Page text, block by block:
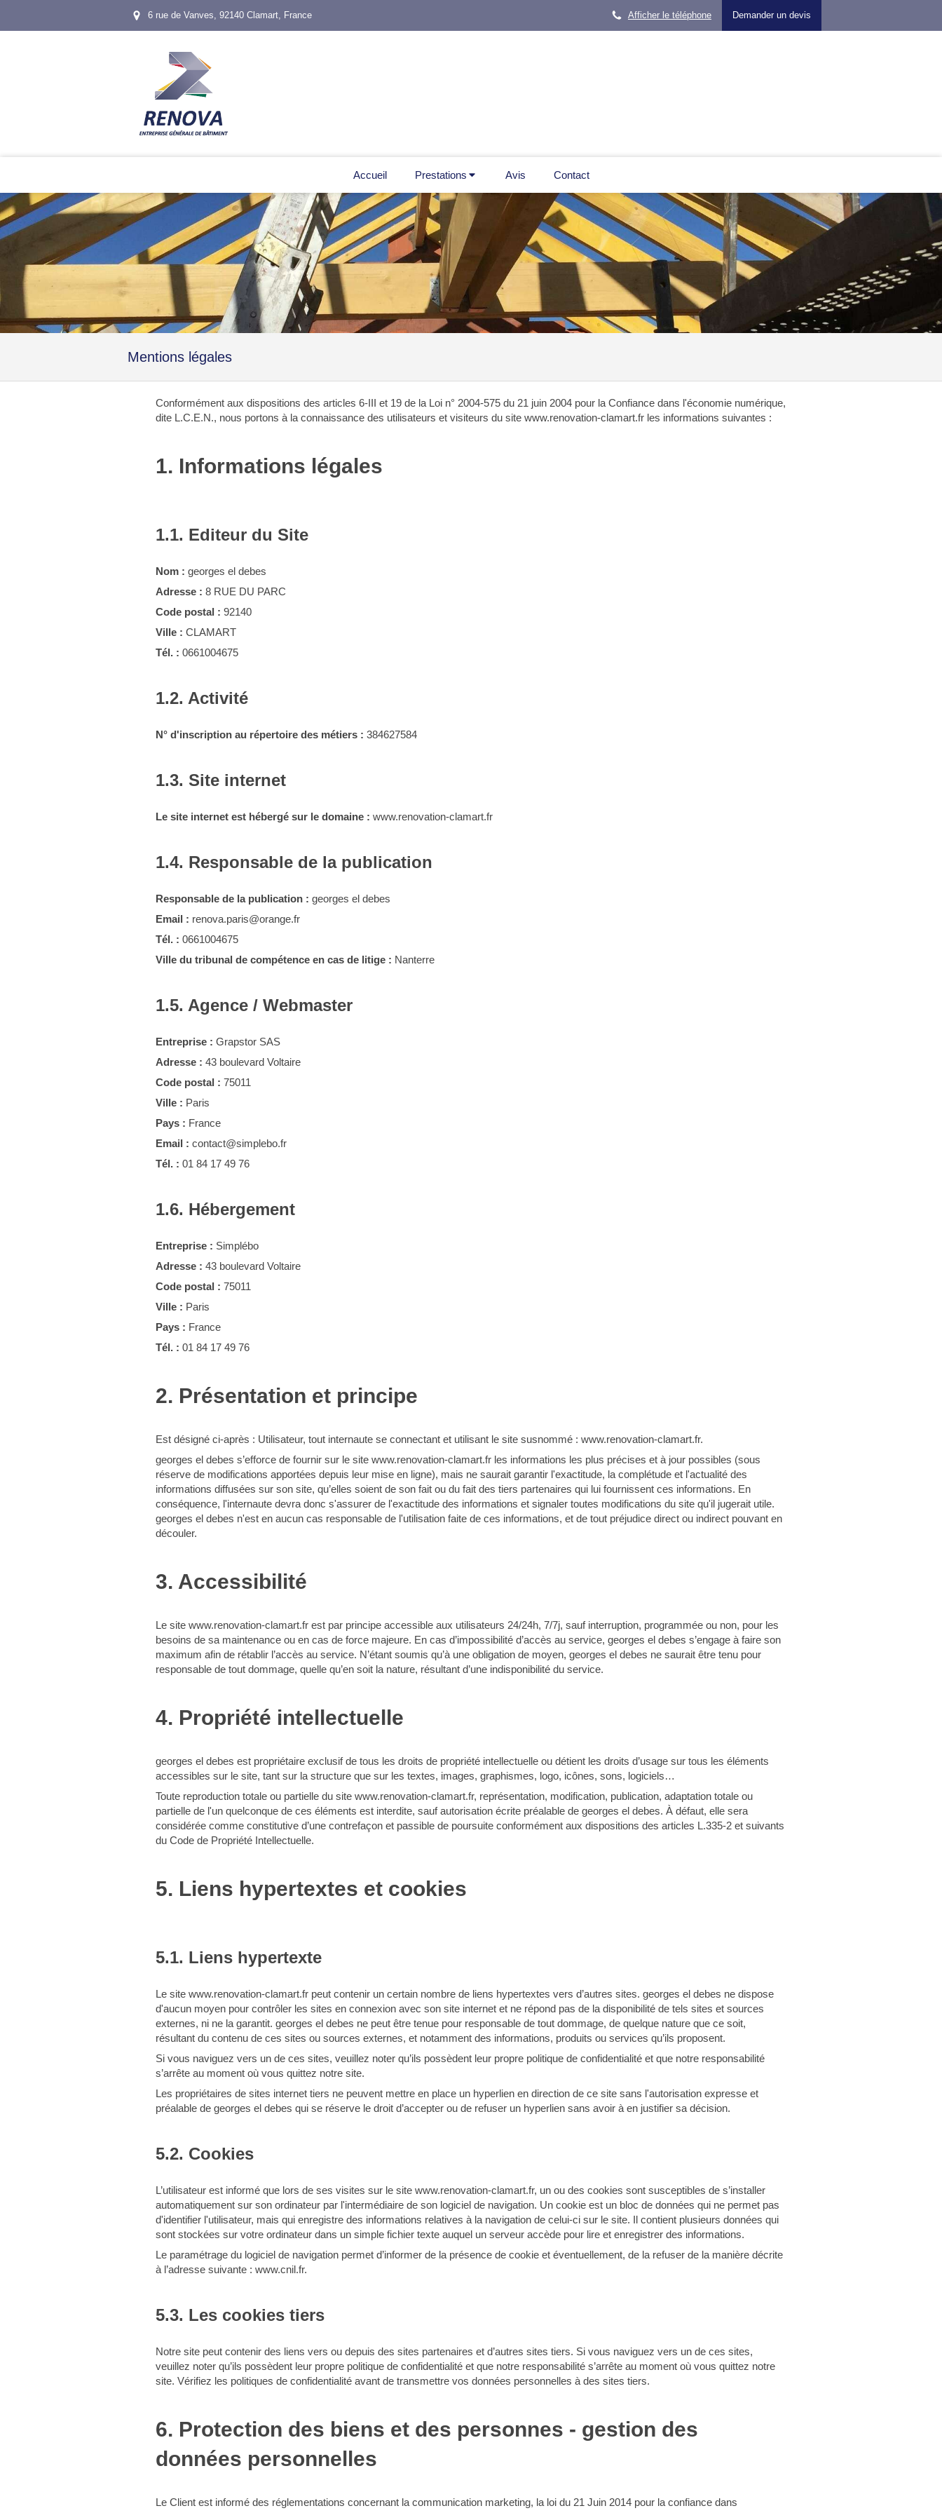
6 rue de Vanves, 92140 Clamart, France Demander un devis
Afficher le téléphone
Accueil Prestations Avis Contact
Mentions légales
Conformément aux dispositions des articles 6-III et 19 de la Loi n° 2004-575 du 21 juin 2004 pour la Confiance dans l'économie numérique,
dite L.C.E.N., nous portons à la connaissance des utilisateurs et visiteurs du site www.renovation-clamart.fr les informations suivantes :
1. Informations légales
1.1. Editeur du Site
Nom : georges el debes
Adresse : 8 RUE DU PARC
Code postal : 92140
Ville : CLAMART
Tél. : 0661004675
1.2. Activité
N° d'inscription au répertoire des métiers : 384627584
1.3. Site internet
Le site internet est hébergé sur le domaine : www.renovation-clamart.fr
1.4. Responsable de la publication
Responsable de la publication : georges el debes
Email : renova.paris@orange.fr
Tél. : 0661004675
Ville du tribunal de compétence en cas de litige : Nanterre
1.5. Agence / Webmaster
Entreprise : Grapstor SAS
Adresse : 43 boulevard Voltaire
Code postal : 75011
Ville : Paris
Pays : France
Email : contact@simplebo.fr
Tél. : 01 84 17 49 76
1.6. Hébergement
Entreprise : Simplébo
Adresse : 43 boulevard Voltaire
Code postal : 75011
Ville : Paris
Pays : France
Tél. : 01 84 17 49 76
2. Présentation et principe
Est désigné ci-après : Utilisateur, tout internaute se connectant et utilisant le site susnommé : www.renovation-clamart.fr.
georges el debes s’efforce de fournir sur le site www.renovation-clamart.fr les informations les plus précises et à jour possibles (sous
réserve de modifications apportées depuis leur mise en ligne), mais ne saurait garantir l'exactitude, la complétude et l'actualité des
informations diffusées sur son site, qu’elles soient de son fait ou du fait des tiers partenaires qui lui fournissent ces informations. En
conséquence, l'internaute devra donc s'assurer de l'exactitude des informations et signaler toutes modifications du site qu'il jugerait utile.
georges el debes n'est en aucun cas responsable de l'utilisation faite de ces informations, et de tout préjudice direct ou indirect pouvant en
découler.
3. Accessibilité
Le site www.renovation-clamart.fr est par principe accessible aux utilisateurs 24/24h, 7/7j, sauf interruption, programmée ou non, pour les
besoins de sa maintenance ou en cas de force majeure. En cas d’impossibilité d’accès au service, georges el debes s’engage à faire son
maximum afin de rétablir l’accès au service. N’étant soumis qu’à une obligation de moyen, georges el debes ne saurait être tenu pour
responsable de tout dommage, quelle qu’en soit la nature, résultant d’une indisponibilité du service.
4. Propriété intellectuelle
georges el debes est propriétaire exclusif de tous les droits de propriété intellectuelle ou détient les droits d’usage sur tous les éléments
accessibles sur le site, tant sur la structure que sur les textes, images, graphismes, logo, icônes, sons, logiciels…
Toute reproduction totale ou partielle du site www.renovation-clamart.fr, représentation, modification, publication, adaptation totale ou
partielle de l'un quelconque de ces éléments est interdite, sauf autorisation écrite préalable de georges el debes. À défaut, elle sera
considérée comme constitutive d’une contrefaçon et passible de poursuite conformément aux dispositions des articles L.335-2 et suivants
du Code de Propriété Intellectuelle.
5. Liens hypertextes et cookies
5.1. Liens hypertexte
Le site www.renovation-clamart.fr peut contenir un certain nombre de liens hypertextes vers d’autres sites. georges el debes ne dispose
d'aucun moyen pour contrôler les sites en connexion avec son site internet et ne répond pas de la disponibilité de tels sites et sources
externes, ni ne la garantit. georges el debes ne peut être tenue pour responsable de tout dommage, de quelque nature que ce soit,
résultant du contenu de ces sites ou sources externes, et notamment des informations, produits ou services qu’ils proposent.
Si vous naviguez vers un de ces sites, veuillez noter qu’ils possèdent leur propre politique de confidentialité et que notre responsabilité
s’arrête au moment où vous quittez notre site.
Les propriétaires de sites internet tiers ne peuvent mettre en place un hyperlien en direction de ce site sans l'autorisation expresse et
préalable de georges el debes qui se réserve le droit d’accepter ou de refuser un hyperlien sans avoir à en justifier sa décision.
5.2. Cookies
L’utilisateur est informé que lors de ses visites sur le site www.renovation-clamart.fr, un ou des cookies sont susceptibles de s’installer
automatiquement sur son ordinateur par l'intermédiaire de son logiciel de navigation. Un cookie est un bloc de données qui ne permet pas
d'identifier l'utilisateur, mais qui enregistre des informations relatives à la navigation de celui-ci sur le site. Il contient plusieurs données qui
sont stockées sur votre ordinateur dans un simple fichier texte auquel un serveur accède pour lire et enregistrer des informations.
Le paramétrage du logiciel de navigation permet d’informer de la présence de cookie et éventuellement, de la refuser de la manière décrite
à l’adresse suivante : www.cnil.fr.
5.3. Les cookies tiers
Notre site peut contenir des liens vers ou depuis des sites partenaires et d’autres sites tiers. Si vous naviguez vers un de ces sites,
veuillez noter qu’ils possèdent leur propre politique de confidentialité et que notre responsabilité s’arrête au moment où vous quittez notre
site. Vérifiez les politiques de confidentialité avant de transmettre vos données personnelles à des sites tiers.
6. Protection des biens et des personnes - gestion des
données personnelles
Le Client est informé des réglementations concernant la communication marketing, la loi du 21 Juin 2014 pour la confiance dans